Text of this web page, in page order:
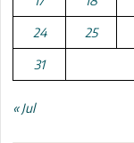
24 25
31
« Jul